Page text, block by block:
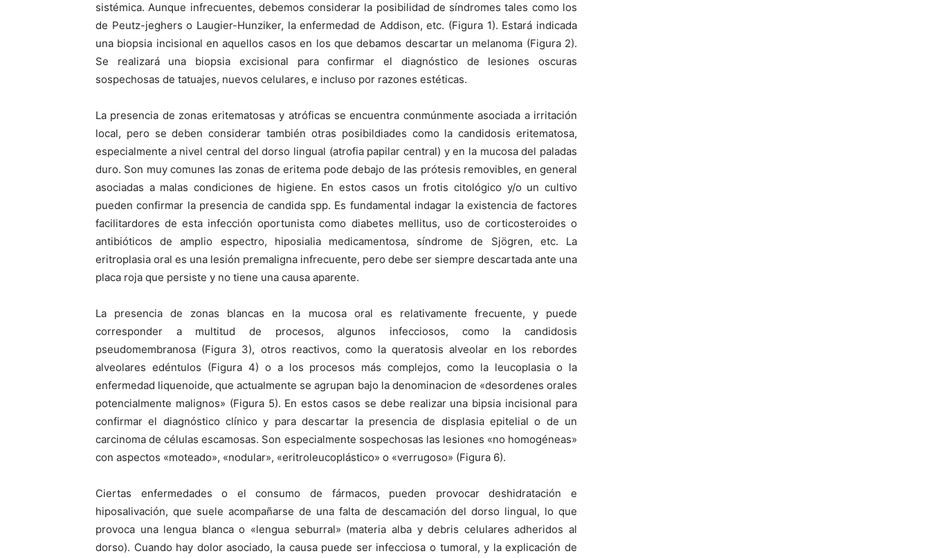
sistémica. Aunque infrecuentes, debemos considerar la posibilidad de síndromes tales como los
de Peutz-jeghers o Laugier-Hunziker, la enfermedad de Addison, etc. (Figura 1). Estará indicada
una biopsia incisional en aquellos casos en los que debamos descartar un melanoma (Figura 2).
Se realizará una biopsia excisional para confirmar el diagnóstico de lesiones oscuras
sospechosas de tatuajes, nuevos celulares, e incluso por razones estéticas.
La presencia de zonas eritematosas y atróficas se encuentra conmúnmente asociada a irritación
local, pero se deben considerar también otras posibildiades como la candidosis eritematosa,
especialmente a nivel central del dorso lingual (atrofia papilar central) y en la mucosa del paladas
duro. Son muy comunes las zonas de eritema pode debajo de las prótesis removibles, en general
asociadas a malas condiciones de higiene. En estos casos un frotis citológico y/o un cultivo
pueden confirmar la presencia de candida spp. Es fundamental indagar la existencia de factores
facilitardores de esta infección oportunista como diabetes mellitus, uso de corticosteroides o
antibióticos de amplio espectro, hiposialia medicamentosa, síndrome de Sjögren, etc. La
eritroplasia oral es una lesión premaligna infrecuente, pero debe ser siempre descartada ante una
placa roja que persiste y no tiene una causa aparente.
La presencia de zonas blancas en la mucosa oral es relativamente frecuente, y puede
corresponder a multitud de procesos, algunos infecciosos, como la candidosis
pseudomembranosa (Figura 3), otros reactivos, como la queratosis alveolar en los rebordes
alveolares edéntulos (Figura 4) o a los procesos más complejos, como la leucoplasia o la
enfermedad liquenoide, que actualmente se agrupan bajo la denominacion de «desordenes orales
potencialmente malignos» (Figura 5). En estos casos se debe realizar una bipsia incisional para
confirmar el diagnóstico clínico y para descartar la presencia de displasia epitelial o de un
carcinoma de células escamosas. Son especialmente sospechosas las lesiones «no homogéneas»
con aspectos «moteado», «nodular», «eritroleucoplástico» o «verrugoso» (Figura 6).
Ciertas enfermedades o el consumo de fármacos, pueden provocar deshidratación e
hiposalivación, que suele acompañarse de una falta de descamación del dorso lingual, lo que
provoca una lengua blanca o «lengua seburral» (materia alba y debris celulares adheridos al
dorso). Cuando hay dolor asociado, la causa puede ser infecciosa o tumoral, y la explicación de